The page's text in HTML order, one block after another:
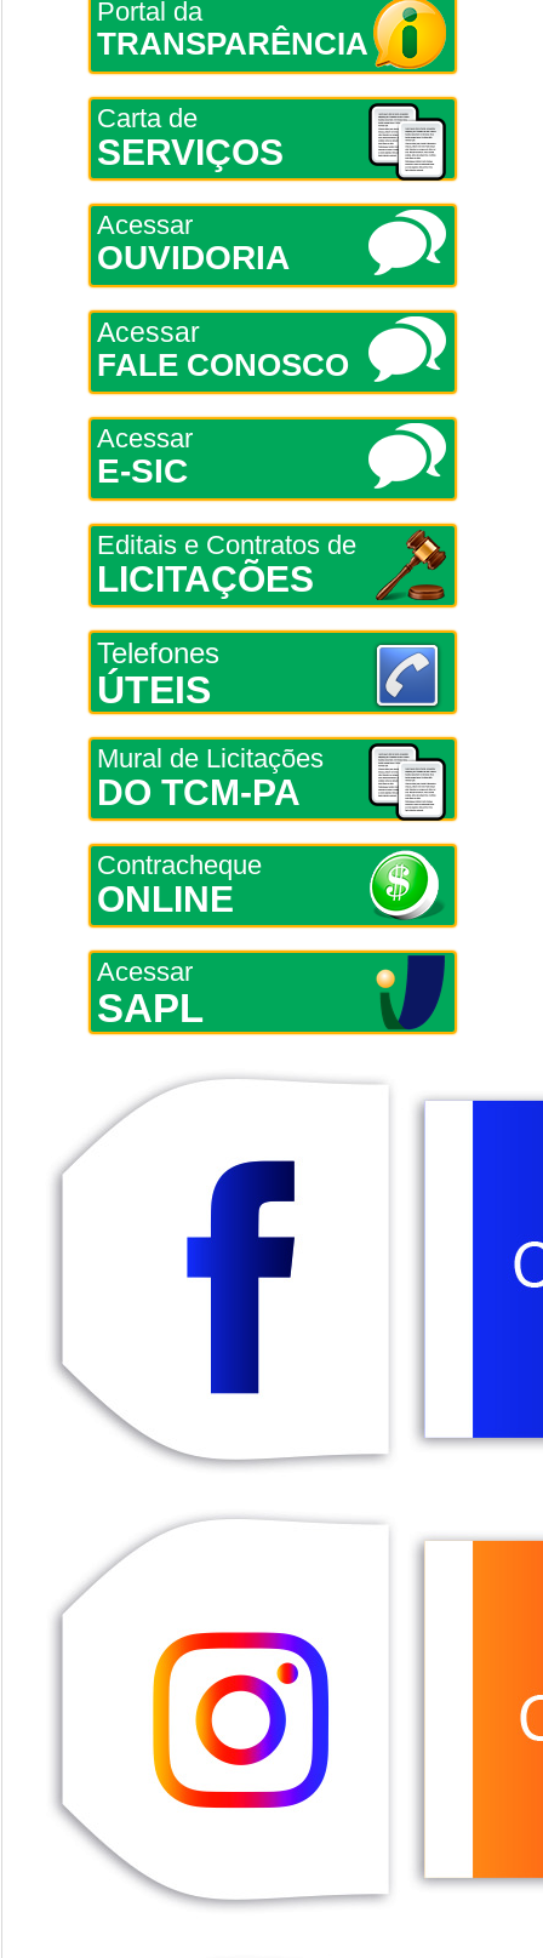
Portal da
TRANSPARÊNCIA
Carta de
SERVIÇOS
Acessar
OUVIDORIA
Acessar
FALE CONOSCO
Acessar
E-SIC
Editais e Contratos de
LICITAÇÕES
Telefones
ÚTEIS
Mural de Licitações
DO TCM-PA
Contracheque
ONLINE
Acessar
SAPL